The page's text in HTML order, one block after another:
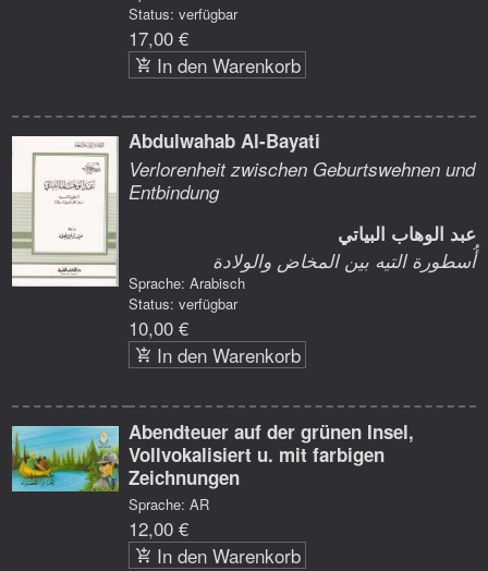
Status: verfügbar
17,00 €
In den Warenkorb
Abdulwahab Al-Bayati
Verlorenheit zwischen Geburtswehnen und
Entbindung
عبد الوهاب البياتي
أُسطورة التيه بين المخاض والولادة
Sprache: Arabisch
Status: verfügbar
10,00 €
In den Warenkorb
Abendteuer auf der grünen Insel,
Vollvokalisiert u. mit farbigen
Zeichnungen
Sprache: AR
12,00 €
In den Warenkorb